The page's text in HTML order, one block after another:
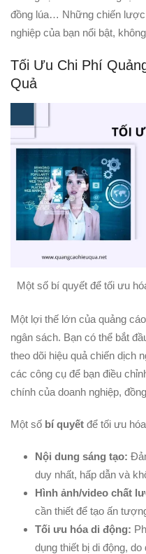
đồng lúa… Những chiến
nghiệp của bạn nổi bật,
Tối Ưu Chi Phí
Quả
Một số bí quyết để tối ưu
Một lợi thế lớn của quảng
ngân sách. Bạn có thể bắt
theo dõi hiệu quả chiến dịch
các công cụ để bạn điều
chính của doanh nghiệp,
Một số bí quyết để tối ưu
Nội dung sáng tạo:
duy nhất, hấp dẫn và
Hình ảnh/video chất
cần thiết để tạo ấn
Tối ưu hóa di động:
dụng thiết bị di động,